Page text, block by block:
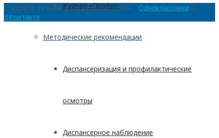
Журнал «Профи»
Методические рекомендации
Диспансеризация и профилактические
осмотры
Диспансерное наблюдение
Следуйте за нами в социальных сетях: Одноклассники и
ВКонтакте